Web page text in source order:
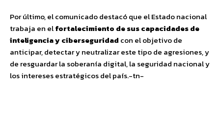
Por último, el comunicado destacó que el Estado nacional
trabaja en elfortalecimiento de sus capacidades de
inteligencia y ciberseguridad con el objetivo de
anticipar, detectar y neutralizar este tipo de agresiones, y
de resguardar la soberanía digital, la seguridad nacional y
los intereses estratégicos del país.-tn-